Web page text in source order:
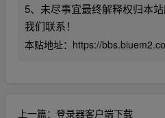
5、未尽事宜最终解释权归本
我们联系！
本贴地址： https://
上一篇： 登录器客户端下载